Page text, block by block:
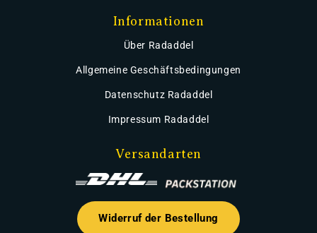
Informationen
Über Radaddel
Allgemeine Geschäftsbedingungen
Datenschutz Radaddel
Impressum Radaddel
Versandarten
Widerruf der Bestellung